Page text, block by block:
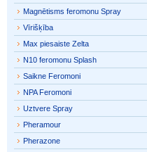
Magnētisms feromonu Spray
Vīrišķība
Max piesaiste Zelta
N10 feromonu Splash
Saikne Feromoni
NPA Feromoni
Uztvere Spray
Pheramour
Pherazone